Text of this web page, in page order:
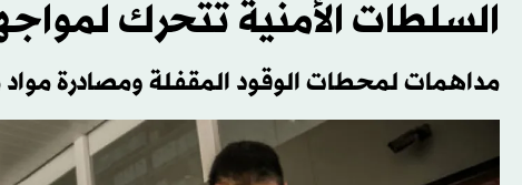
السلطات الأمنية تتحرك
مداهمات لمحطات الوقود المقفلة ومصادرة